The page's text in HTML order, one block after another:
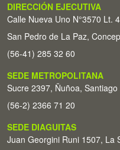
DIRECCIÓN EJECUTIVA
Calle Nueva Uno N°3570 Lt.
San Pedro de La Paz,
(56-41) 285 32 60
SEDE METROPOLITANA
Sucre 2397, Ñuñoa, Santiago
(56-2) 2366 71 20
SEDE DIAGUITAS
Juan Georgini Runi 1507, La